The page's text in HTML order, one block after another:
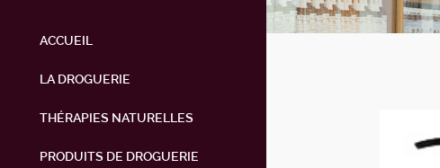
ACCUEIL
LA DROGUERIE
THÉRAPIES NATURELLES
PRODUITS DE DROGUERIE